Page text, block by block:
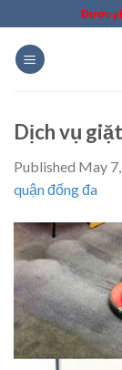
to
content
Được
Dịch vụ
Published May
quận đống đa